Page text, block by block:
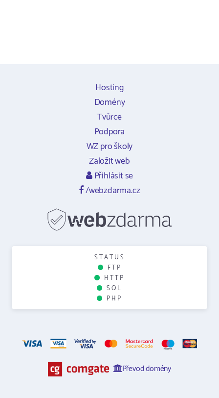
Hosting
Domény
Tvůrce
Podpora
WZ pro školy
Založit web
Přihlásit se
/webzdarma.cz
STATUS
FTP
HTTP
SQL
PHP
Převod domény